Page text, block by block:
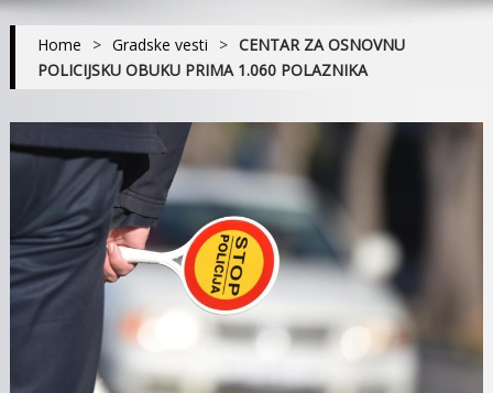
Home > Gradske vesti > CENTAR ZA OSNOVNU
POLICIJSKU OBUKU PRIMA 1.060 POLAZNIKA